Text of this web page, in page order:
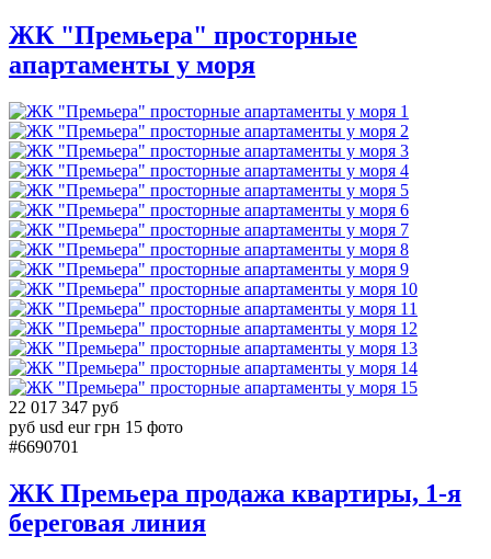
ЖК "Премьера" просторные
апартаменты у моря
1
2
3
4
5
6
7
8
9
10
11
12
13
14
15
22 017 347 руб
руб usd eur грн 15 фото
#6690701
ЖК Премьера продажа квартиры, 1-я
береговая линия